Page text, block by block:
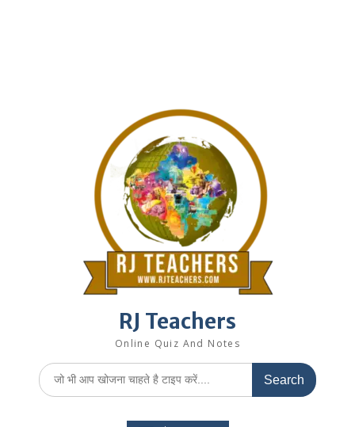
RJ Teachers
Online Quiz And Notes
Search
for: